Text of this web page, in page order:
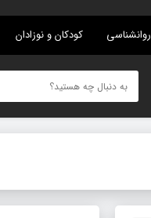
روانشناسی کودکان و نوزادان